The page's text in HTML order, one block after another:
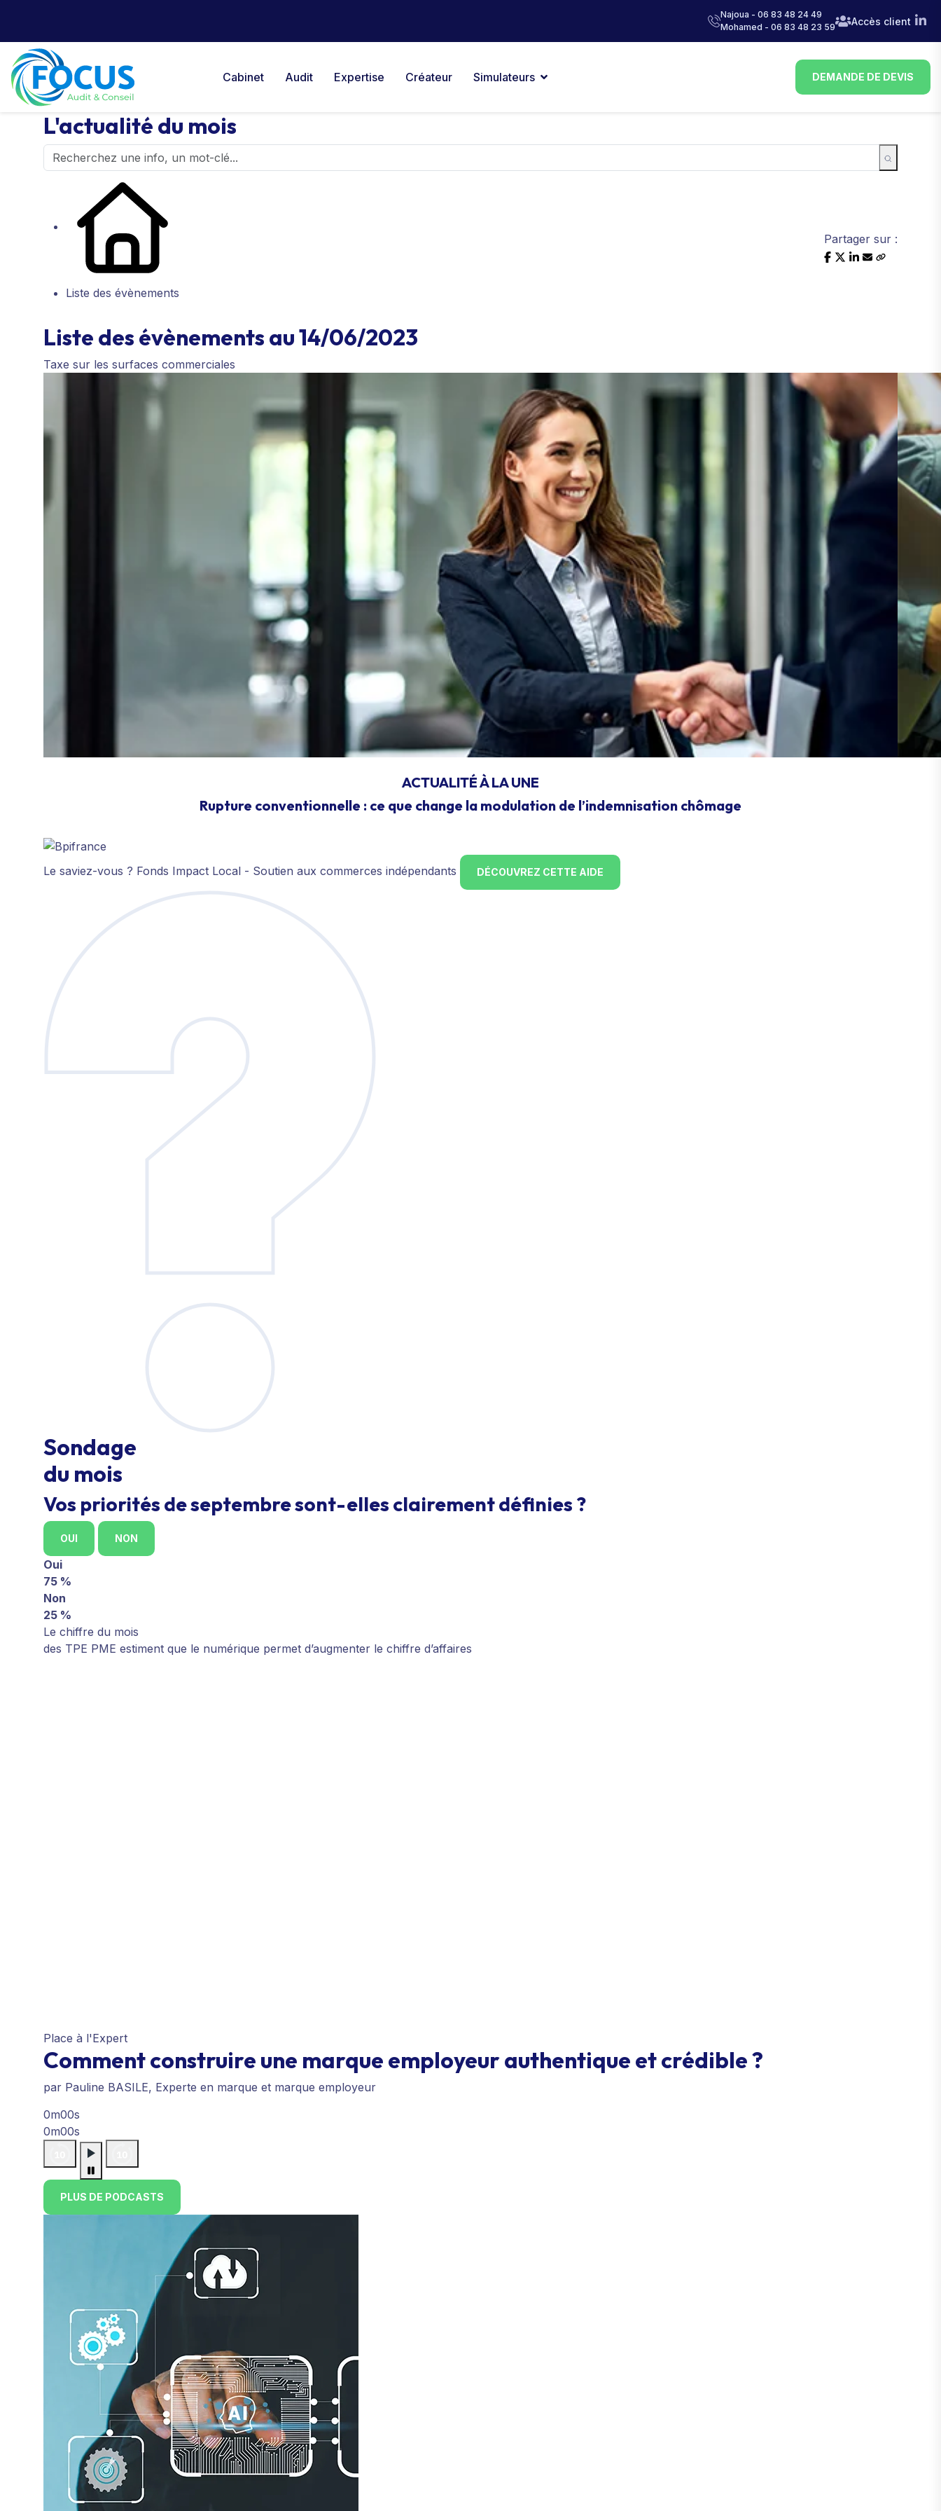
Najoua - 06 83 48 24 49
Mohamed - 06 83 48 23 59
Accès client
Cabinet Audit Expertise Créateur Simulateurs DEMANDE DE DEVIS
L'actualité du mois
Liste des évènements
Partager sur :
Liste des évènements au 14/06/2023
Taxe sur les surfaces commerciales
ACTUALITÉ À LA UNE
Rupture conventionnelle : ce que change la modulation de l’indemnisation chômage
Le saviez-vous ? Fonds Impact Local - Soutien aux commerces indépendants DÉCOUVREZ CETTE AIDE
Sondage
du mois
Vos priorités de septembre sont-elles clairement définies ?
OUI NON
Oui
75 %
Non
25 %
Le chiffre du mois
des TPE PME estiment que le numérique permet d’augmenter le chiffre d’affaires
Place à l'Expert
Comment construire une marque employeur authentique et crédible ?
par Pauline BASILE, Experte en marque et marque employeur
0m00s
0m00s
PLUS DE PODCASTS